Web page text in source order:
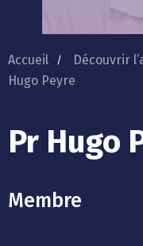
Accueil Découvrir
Hugo Peyre
Pr Hugo
Membre